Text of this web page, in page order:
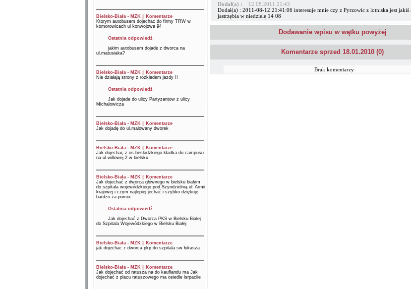
Bielsko-Biała - MZK||
Komentarze
Ktorym autobusem dojechac do firmy TRW w
komorowicach ul konwojowa 94
Ostatnia odpowiedź
jakim autobusem dojade z dworca na
ul.matusiaka?
Bielsko-Biała - MZK||
Komentarze
Nie działają strony z rozkładem jazdy !!
Ostatnia odpowiedź
Jak dojade do ulicy Partyzantow z ulicy
Michalowicza
Bielsko-Biała - MZK||
Komentarze
Jak dojadę do ul.malowany dworek
Bielsko-Biała - MZK||
Komentarze
Jak dojechaç z os.beskidzkiego kładka do campusu
na ul.willowej 2 w bielsku
Bielsko-Biała - MZK||
Komentarze
Jak dojechać z dworca głównego w bielsku białym
do szpitala wojewódzkiego pod Szyndzielnią ul. Armii
krajowej i czym najlepiej jechać i szybko dziękuję
bardzo za pomoc
Ostatnia odpowiedź
Jak dojechać z Dworca PKS w Bielsku Białej
do Szpitala Wojewódzkiego w Bielsku Białej
Bielsko-Biała - MZK||
Komentarze
jak dojechac z dworca pkp do szpitala sw łukasza
Bielsko-Biała - MZK||
Komentarze
Jak dojechać od ratusza na do kauflandu ma Jak
dojechać z placu ratuszowego ma osiedle lsrpaclie
Dodał(a) :
12.08.2011 21:43
Dodał(a) : 2011-08-12 21:41:06 interesuje mnie czy z Pyrzowic z lotniska jest jakiś
jastrzębia w niedzielę 14 08
Dodawanie wpisu w wątku powyżej
Komentarze sprzed 18.01.2010 (0)
Brak komentarzy